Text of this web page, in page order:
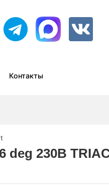
Контакты
deg 230В